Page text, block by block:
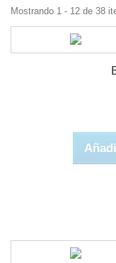
Mostrando 1 - 12 de 38